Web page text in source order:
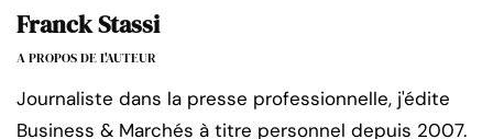
Franck Stassi
A PROPOS DE L'AUTEUR
Journaliste dans la presse professionnelle, j'édite
Business & Marchés à titre personnel depuis 2007.